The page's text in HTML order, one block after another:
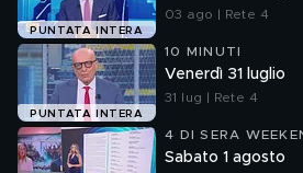
PUNTATA INTERA
03 ago | Rete 4
PUNTATA INTERA
10 MINUTI
Venerdì 31 luglio
31 lug | Rete 4
4 DI SERA
Sabato 1 agosto